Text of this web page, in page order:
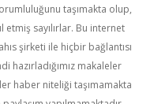
taşımakta olup,
sayılırlar. Bu internet
şirketi ile hiçbir bağlantısı
hazırladığımız makaleler
haber niteliği taşımamakta